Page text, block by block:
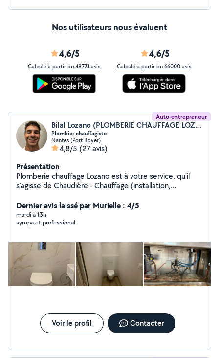
Nos utilisateurs nous évaluent
4,6/5
Calculé à partir de 48731 avis
4,6/5
Calculé à partir de 66000 avis
Auto-entrepreneur
Bilal Lozano (PLOMBERIE CHAUFFAGE LOZANO)
Plombier chauffagiste
Nantes (Port Boyer)
4,8/5 (27 avis)
Présentation
Plomberie chauffage Lozano est à votre service, qu'il
s'agisse de Chaudière - Chauffage (installation,
Installation salle de bains complète, Chauffe-eau,
Installation - remplacement radiateurs. Je fais de
travaux de carrelage, plâtrerie, de la peinture, VMC et
projet et obtenir un devis exact.
Dernier avis laissé par Murielle : 4/5
mardi à 13h
sympa et professional
Voir le profil Contacter